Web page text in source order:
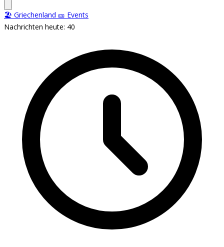
🏖️ Griechenland 🎫 Events
Nachrichten heute: 40